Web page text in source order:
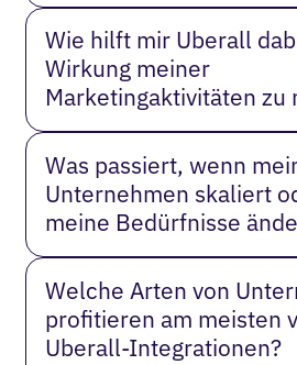
Wie hilft mir Uberall
Wirkung meiner
Marketingaktivitäten zu
Was passiert, wenn
Unternehmen skaliert
meine Bedürfnisse
Welche Arten von
profitieren am meisten
Uberall-Integrationen?